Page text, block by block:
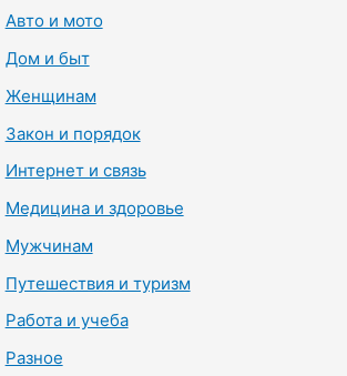
Авто и мото
Дом и быт
Женщинам
Закон и порядок
Интернет и связь
Медицина и здоровье
Мужчинам
Путешествия и туризм
Работа и учеба
Разное